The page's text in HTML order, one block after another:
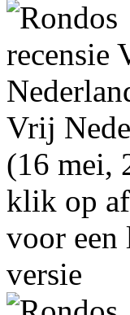
Vrij
(16 mei,
klik op
voor een
versie